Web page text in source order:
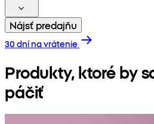
Nájsť predajňu
30 dní na vrátenie
Produkty, ktoré by
páčiť